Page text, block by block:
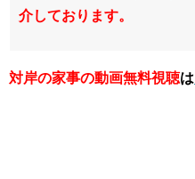
介しております。
対岸の家事の動画無料視聴は